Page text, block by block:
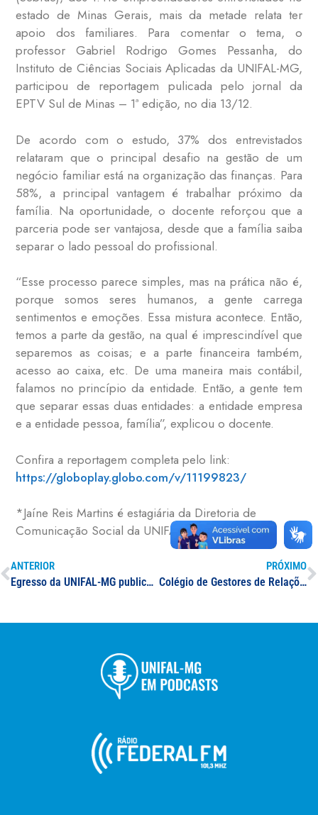
estado de Minas Gerais, mais da metade relata ter
apoio dos familiares. Para comentar o tema, o
professor Gabriel Rodrigo Gomes Pessanha, do
Instituto de Ciências Sociais Aplicadas da UNIFAL-MG,
participou de reportagem pulicada pelo jornal da
EPTV Sul de Minas – 1ª edição, no dia 13/12.
De acordo com o estudo, 37% dos entrevistados
relataram que o principal desafio na gestão de um
negócio familiar está na organização das finanças. Para
58%, a principal vantagem é trabalhar próximo da
família. Na oportunidade, o docente reforçou que a
parceria pode ser vantajosa, desde que a família saiba
separar o lado pessoal do profissional.
“Esse processo parece simples, mas na prática não é,
porque somos seres humanos, a gente carrega
sentimentos e emoções. Essa mistura acontece. Então,
temos a parte da gestão, na qual é imprescindível que
separemos as coisas; e a parte financeira também,
acesso ao caixa, etc. De uma maneira mais contábil,
falamos no princípio da entidade. Então, a gente tem
que separar essas duas entidades: a entidade empresa
e a entidade pessoa, família”, explicou o docente.
Confira a reportagem completa pelo link:
https://globoplay.globo.com/v/11199823/
*Jaíne Reis Martins é estagiária da Diretoria de
Comunicação Social da UNIFAL-MG
ANTERIOR
Egresso da UNIFAL-MG publica artigo sobre infecção da nova onda da covid-19; estudo repercute em canal de mídia do estado do Pará
PRÓXIMO
Colégio de Gestores de Relações Internacionais das IFES debate ações e políticas de internacionalização das universidades federais e apresenta demandas ao MEC